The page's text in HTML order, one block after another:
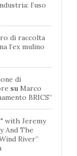
l’uso
di raccolta
l’ex mulino
di
su Marco
BRICS”
with Jeremy
And The
River”